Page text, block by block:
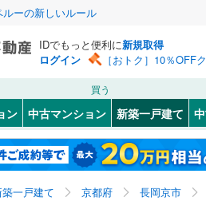
ーの新しいルール
IDでもっと便利に新規取得
ログイン
［おトク］10％OFF
買う
ン 中古マンション 新築一戸建て
築一戸建て 京都府 長岡京市
北海道
青森 岩手
東京 神奈川
北区(29)
中京区(2)
南区
6
久貝(2)
馬場(1)
東海道本線（JR西日本）(2)
湖西線(0)
舞鶴線(0)
東海道新幹線(0
設備
床暖房（0）
駐車場2台以上（0）
ＴＶモニタ付インターホン
この検索条件の新着
京都府、長岡
き土地を